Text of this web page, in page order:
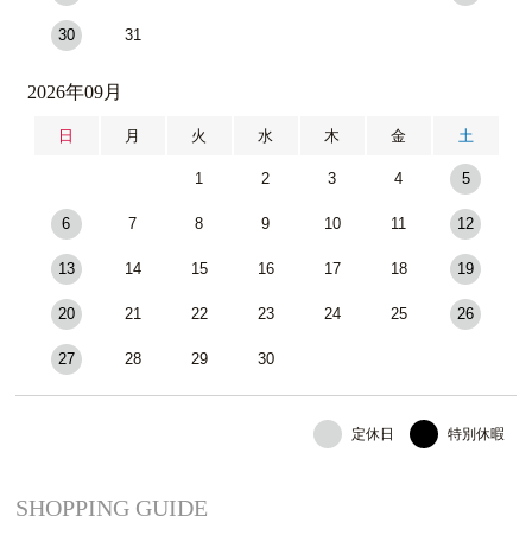
30 31
2026年09月
日 月 火 水 木 金 土
1 2 3 4 5
6 7 8 9 10 11 12
13 14 15 16 17 18 19
20 21 22 23 24 25 26
27 28 29 30
定休日 特別休暇
SHOPPING GUIDE